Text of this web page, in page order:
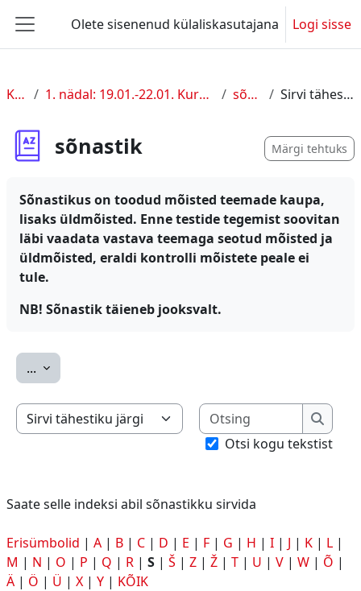
Küljepaneel
Olete sisenenud külaliskasutajana Logi sisse
KUL I 1. nädal: 19.01.-22.01. Kursuse sissejuhatus sõnastik Sirvi tähestiku järgi
sõnastik Märgi tehtuks
Sõnastikus on toodud mõisted teemade kaupa,
lisaks üldmõisted. Enne testide tegemist soovitan
läbi vaadata vastava teemaga seotud mõisted ja
üldmõisted, eraldi kontrolli mõistete peale ei
tule.
NB! Sõnastik täieneb jooksvalt.
... Ekspordi sissekanded
Saate selle indeksi abil sõnastikku sirvida
Otsing
Otsing
Otsi kogu tekstist
Saate selle indeksi abil sõnastikku sirvida
Erisümbolid | A | B | C | D | E | F | G | H | I | J | K | L |
M | N | O | P | Q | R | S | Š | Z | Ž | T | U | V | W | Õ |
Ä | Ö | Ü | X | Y | KÕIK